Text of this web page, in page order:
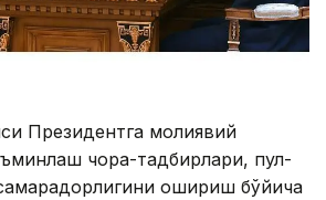
Президентга молиявий
чора-тадбирлари, пул-
ошириш бўйича